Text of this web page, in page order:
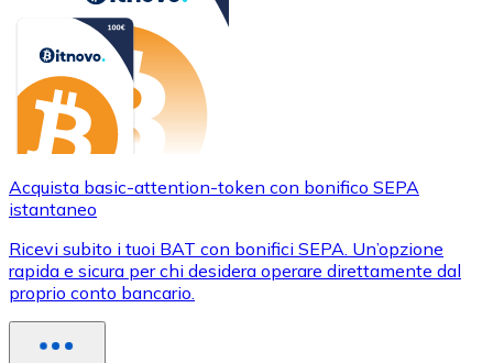
Acquista basic-attention-token con bonifico SEPA
istantaneo
Ricevi subito i tuoi BAT con bonifici SEPA. Un’opzione
rapida e sicura per chi desidera operare direttamente dal
proprio conto bancario.